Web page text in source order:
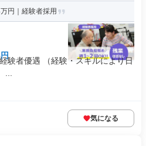
円｜経験者採用
験者優遇 （経験・スキルにより日
気になる